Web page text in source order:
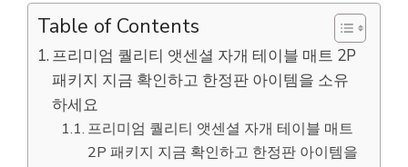
Table of Contents
프리미엄 퀄리티 앳센셜 자개 테이블 매트 2P
패키지 지금 확인하고 한정판 아이템을 소유
하세요
프리미엄 퀄리티 앳센셜 자개 테이블 매트
2P 패키지 지금 확인하고 한정판 아이템을